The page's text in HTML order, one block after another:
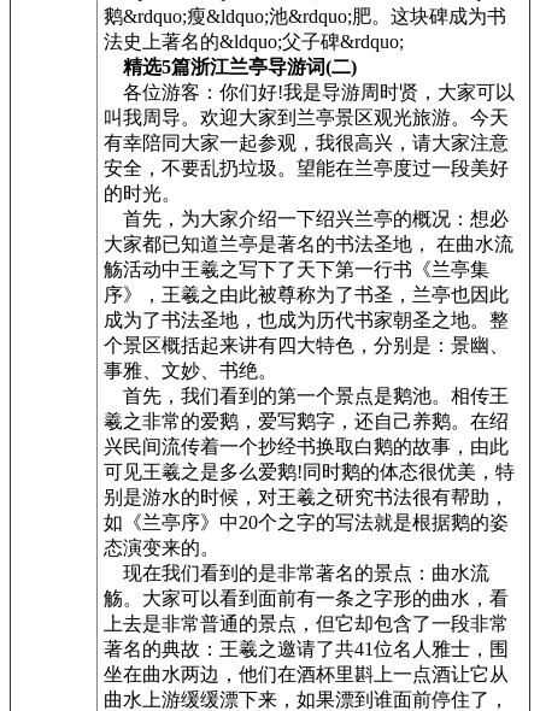
鹅&rdquo;瘦&ldquo;池&rdquo;肥。这块碑成为书
法史上著名的&ldquo;父子碑&rdquo;
精选5篇浙江兰亭导游词(二)
各位游客：你们好!我是导游周时贤，大家可以
叫我周导。欢迎大家到兰亭景区观光旅游。今天
有幸陪同大家一起参观，我很高兴，请大家注意
安全，不要乱扔垃圾。望能在兰亭度过一段美好
的时光。
首先，为大家介绍一下绍兴兰亭的概况：想必
大家都已知道兰亭是著名的书法圣地， 在曲水流
觞活动中王羲之写下了天下第一行书《兰亭集
序》，王羲之由此被尊称为了书圣，兰亭也因此
成为了书法圣地，也成为历代书家朝圣之地。整
个景区概括起来讲有四大特色，分别是：景幽、
事雅、文妙、书绝。
首先，我们看到的第一个景点是鹅池。相传王
羲之非常的爱鹅，爱写鹅字，还自己养鹅。在绍
兴民间流传着一个抄经书换取白鹅的故事，由此
可见王羲之是多么爱鹅!同时鹅的体态很优美，特
别是游水的时候，对王羲之研究书法很有帮助，
如《兰亭序》中20个之字的写法就是根据鹅的姿
态演变来的。
现在我们看到的是非常著名的景点：曲水流
觞。大家可以看到面前有一条之字形的曲水，看
上去是非常普通的景点，但它却包含了一段非常
著名的典故：王羲之邀请了共41位名人雅士，围
坐在曲水两边，他们在酒杯里斟上一点酒让它从
曲水上游缓缓漂下来，如果漂到谁面前停住了，